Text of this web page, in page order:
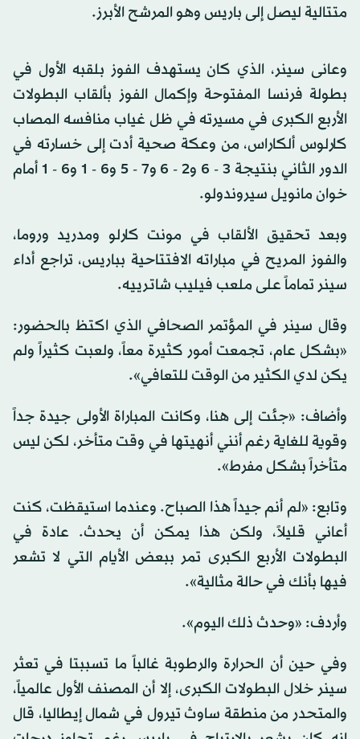
متتالية ليصل إلى باريس وهو المرشح الأبرز.
وعانى سينر، الذي كان يستهدف الفوز بلقبه الأول في
بطولة فرنسا المفتوحة وإكمال الفوز بألقاب البطولات
الأربع الكبرى في مسيرته في ظل غياب منافسه المصاب
كارلوس ألكاراس، من وعكة صحية أدت إلى خسارته في
الدور الثاني بنتيجة 3 - 6 و2 - 6 و7 - 5 و6 - 1 و6 - 1 أمام
خوان مانويل سيروندولو.
وبعد تحقيق الألقاب في مونت كارلو ومدريد وروما،
والفوز المريح في مباراته الافتتاحية بباريس، تراجع أداء
سينر تماماً على ملعب فيليب شاترييه.
وقال سينر في المؤتمر الصحافي الذي اكتظ بالحضور:
«بشكل عام، تجمعت أمور كثيرة معاً، ولعبت كثيراً ولم
يكن لدي الكثير من الوقت للتعافي».
وأضاف: «جئت إلى هنا، وكانت المباراة الأولى جيدة جداً
وقوية للغاية رغم أنني أنهيتها في وقت متأخر، لكن ليس
متأخراً بشكل مفرط».
وتابع: «لم أنم جيداً هذا الصباح. وعندما استيقظت، كنت
أعاني قليلاً، ولكن هذا يمكن أن يحدث. عادة في
البطولات الأربع الكبرى تمر ببعض الأيام التي لا تشعر
فيها بأنك في حالة مثالية».
وأردف: «وحدث ذلك اليوم».
وفي حين أن الحرارة والرطوبة غالباً ما تسببتا في تعثر
سينر خلال البطولات الكبرى، إلا أن المصنف الأول عالمياً،
والمتحدر من منطقة ساوث تيرول في شمال إيطاليا، قال